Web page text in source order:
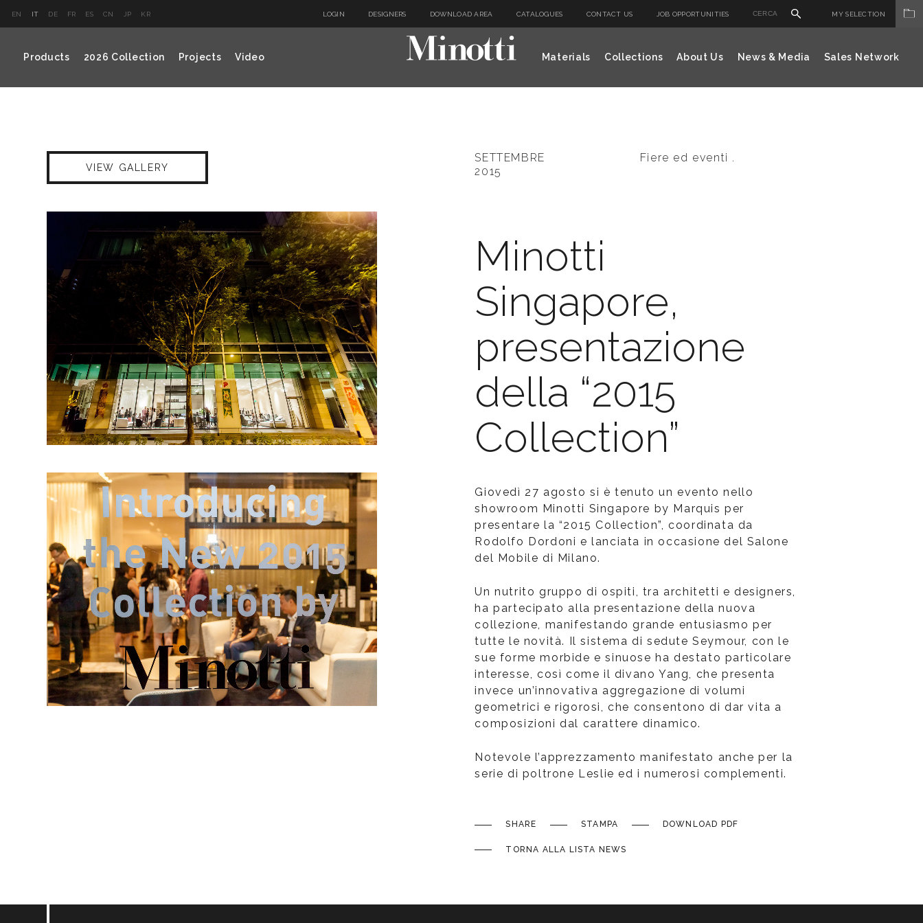
EN IT DE FR ES CN JP KR LOGIN DESIGNERS DOWNLOAD AREA CATALOGUES CONTACT US JOB OPPORTUNITIES MY SELECTION
Products 2026 Collection Projects Video Materials Collections About Us News & Media Sales Network
VIEW GALLERY
SETTEMBRE
2015
Fiere ed eventi .
Minotti
Singapore,
presentazione
della “2015
Collection”
Giovedì 27 agosto si è tenuto un evento nello
showroom Minotti Singapore by Marquis per
presentare la “2015 Collection”, coordinata da
Rodolfo Dordoni e lanciata in occasione del Salone
del Mobile di Milano.
Un nutrito gruppo di ospiti, tra architetti e designers,
ha partecipato alla presentazione della nuova
collezione, manifestando grande entusiasmo per
tutte le novità. Il sistema di sedute Seymour, con le
sue forme morbide e sinuose ha destato particolare
interesse, così come il divano Yang, che presenta
invece un’innovativa aggregazione di volumi
geometrici e rigorosi, che consentono di dar vita a
composizioni dal carattere dinamico.
Notevole l’apprezzamento manifestato anche per la
serie di poltrone Leslie ed i numerosi complementi.
SHARE STAMPA DOWNLOAD PDF
TORNA ALLA LISTA NEWS